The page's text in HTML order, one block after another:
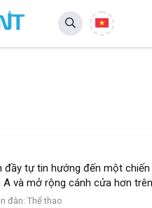
tự tin hướng đến một
và mở rộng cánh cửa hơn
đàn:Thể thao